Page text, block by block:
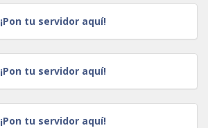
¡Pon tu servidor aquí!
¡Pon tu servidor aquí!
¡Pon tu servidor aquí!